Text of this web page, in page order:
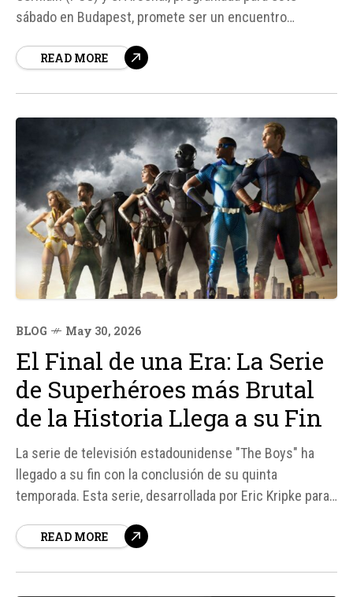
sábado en Budapest, promete ser un encuentro
decidió adelantar el horario de inicio a las 6 p. m. (hora
READ MORE
BLOG May 30, 2026
El Final de una Era: La Serie
de Superhéroes más Brutal
de la Historia Llega a su Fin
La serie de televisión estadounidense "The Boys" ha
llegado a su fin con la conclusión de su quinta
temporada. Esta serie, desarrollada por Eric Kripke para
Ennis y Darick Robertson y ha sido una de las
READ MORE